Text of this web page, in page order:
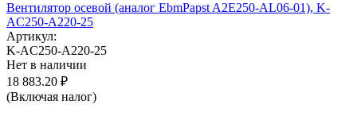
Вентилятор осевой (аналог EbmPapst A2E250-AL06-01), K-
AC250-A220-25
Артикул:
K-AC250-A220-25
Нет в наличии
18 883.20 ₽
(Включая налог)